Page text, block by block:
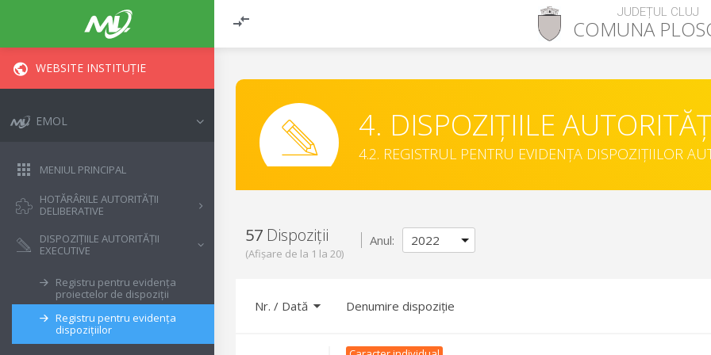
JUDEȚUL CLUJ
COMUNA
WEBSITE INSTITUȚIE
EMOL
MENIUL PRINCIPAL
HOTĂRÂRILE AUTORITĂȚII
DELIBERATIVE
DISPOZIȚIILE AUTORITĂȚII
EXECUTIVE
Registru pentru evidența
proiectelor de dispoziții
Registru pentru evidența
dispozițiilor
4. DISPOZIȚIILE
4.2. REGISTRUL PENTRU EVIDENȚA DISPOZIȚIILOR
57 Dispoziții
(Afișare de la 1 la 20)
Anul:
Nr. / Dată Denumire dispoziție